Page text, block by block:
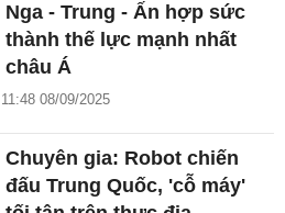
Nga - Trung - Ấn hợp sức
thành thế lực mạnh nhất
châu Á
11:48 08/09/2025
Chuyên gia: Robot chiến
đấu Trung Quốc, 'cỗ máy'